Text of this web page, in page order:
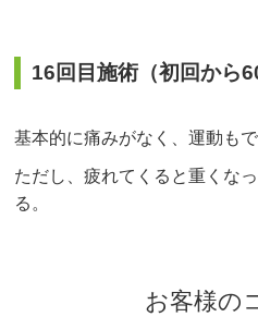
16回目施術（初回から
基本的に痛みがなく、運動も
ただし、疲れてくると重くな
る。
お客様の